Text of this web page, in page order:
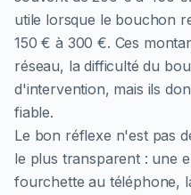
utile lorsque le bouchon
150 € à 300 €. Ces
réseau, la difficulté du
d'intervention, mais ils
fiable.
Le bon réflexe n'est pas
le plus transparent : une
fourchette au téléphone,